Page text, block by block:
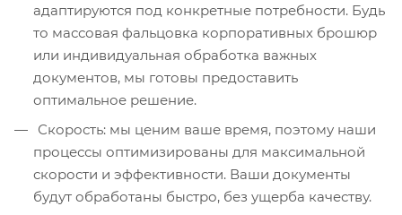
адаптируются под конкретные потребности. Будь
то массовая фальцовка корпоративных брошюр
или индивидуальная обработка важных
документов, мы готовы предоставить
оптимальное решение.
Скорость: мы ценим ваше время, поэтому наши
процессы оптимизированы для максимальной
скорости и эффективности. Ваши документы
будут обработаны быстро, без ущерба качеству.